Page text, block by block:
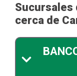
Sucursales
cerca de